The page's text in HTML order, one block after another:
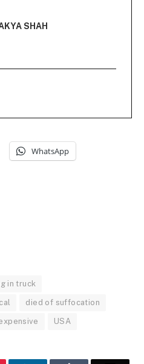
SHAH
WhatsApp
in truck
died of suffocation
USA